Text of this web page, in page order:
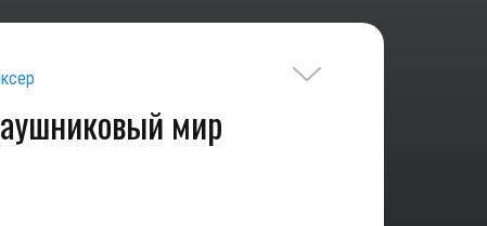
мир